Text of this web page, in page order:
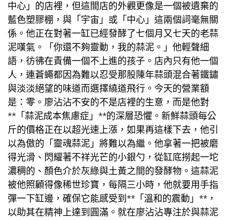
中心」的店裡，但這間店的外觀更像是一個被遺棄的
藍色塑膠棚，與「宇宙」或「中心」這兩個詞毫無關
係。他正在對著一缸已經發酵了七個月又七天的老蒜
泥嘆氣。「你還不夠靈動，我的蒜泥。」他輕聲細
語，彷彿在責備一個不上進的孩子。店內只有他一個
人，連蒼蠅都因為難以忍受那股陳年蒜頭混合著鐵鏽
與淡淡絕望的味道而選擇繞道飛行。今天的營業額
是：零。廖沾沾不安的不是店裡的生意，而是他對
**「蒜泥成本焦慮症」**的深層恐懼。新鮮蒜頭每公
斤的價格正在以超光速上漲，如果再這樣下去，他引
以為傲的「靈魂蒜泥」將難以為繼。他拿著一把被磨
得光滑、閃耀著不祥光芒的小銀勺，從缸底撈起一坨
濃稠的、顏色介於灰綠與土黃之間的發酵物。這蒜泥
被他照顧得像稀世珍寶，每隔三小時，他就要用手指
彈一下缸邊，確保它能感受到**「溫和的震動」**，
以助其在精神上達到圓滿。就在廖沾沾專注於與蒜泥